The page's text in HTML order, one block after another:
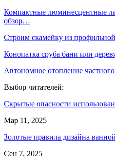
Компактные люминесцентные
обзор…
Строим скамейку из
Конопатка сруба бани или
Автономное отопление
Выбор читателей:
Скрытые опасности
Мар 11, 2025
Золотые правила дизайна
Сен 7, 2025